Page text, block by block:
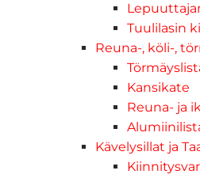
Tuulilasin
Reuna-, köli-,
Kansikate
Reuna- ja
Kävelysillat ja